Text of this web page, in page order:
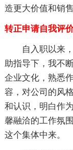
造更大价值和销
转正申请自我评
自入职以来
助指导下，我不
企业文化，熟悉
容，对公司的风
和认识，明白作
馨融洽的工作氛
这个集体中来。